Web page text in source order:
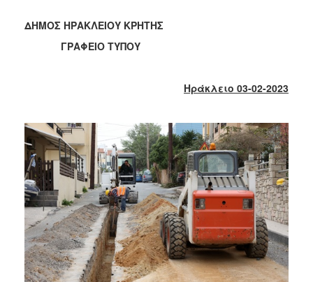
2020
2019
2015
2013
2012
2011
2010
2006
ΔΗΜΟΣ ΗΡΑΚΛΕΙΟΥ ΚΡΗΤΗΣ
ΓΡΑΦΕΙΟ ΤΥΠΟΥ
Ηράκλειο 03-02-2023